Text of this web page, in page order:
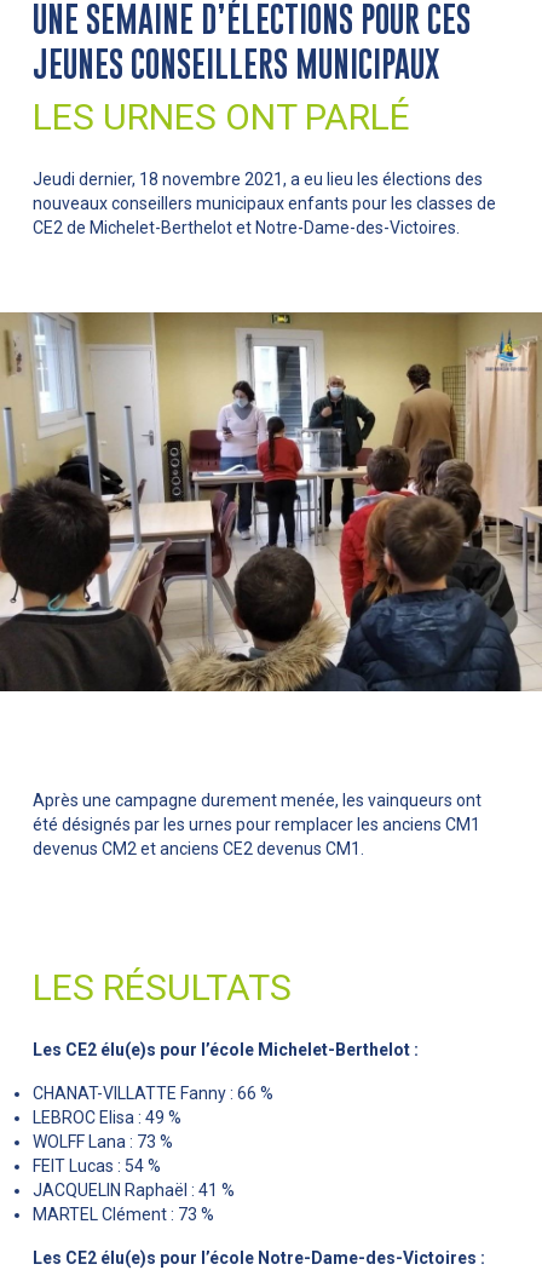
UNE SEMAINE D’ÉLECTIONS POUR CES
JEUNES CONSEILLERS MUNICIPAUX
LES URNES ONT PARLÉ
Jeudi dernier, 18 novembre 2021, a eu lieu les élections des
nouveaux conseillers municipaux enfants pour les classes de
CE2 de Michelet-Berthelot et Notre-Dame-des-Victoires.
Après une campagne durement menée, les vainqueurs ont
été désignés par les urnes pour remplacer les anciens CM1
devenus CM2 et anciens CE2 devenus CM1.
LES RÉSULTATS
Les CE2 élu(e)s pour l’école Michelet-Berthelot :
CHANAT-VILLATTE Fanny : 66 %
LEBROC Elisa : 49 %
WOLFF Lana : 73 %
FEIT Lucas : 54 %
JACQUELIN Raphaël : 41 %
MARTEL Clément : 73 %
Les CE2 élu(e)s pour l’école Notre-Dame-des-Victoires :